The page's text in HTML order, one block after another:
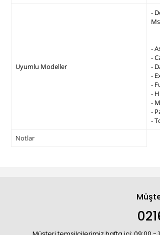
Uyumlu Modeller
-
-
-
-
-
-
-
-
-
-
Notlar